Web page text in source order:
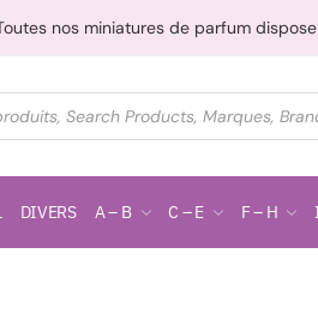
nos miniatures de parfum
DIVERS A – B C – E F – H